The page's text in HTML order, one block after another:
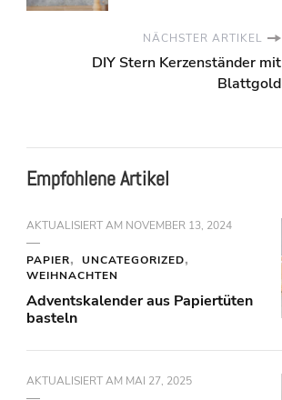
NÄCHSTER ARTIKEL
DIY Stern Kerzenständer mit
Blattgold
Empfohlene Artikel
AKTUALISIERT AM NOVEMBER 13, 2024
PAPIER
UNCATEGORIZED
WEIHNACHTEN
Adventskalender aus Papiertüten
basteln
AKTUALISIERT AM MAI 27, 2025